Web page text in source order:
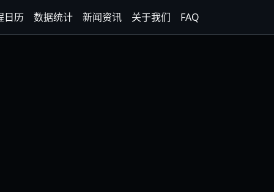
日历 数据统计 新闻资讯 关于我们 FAQ